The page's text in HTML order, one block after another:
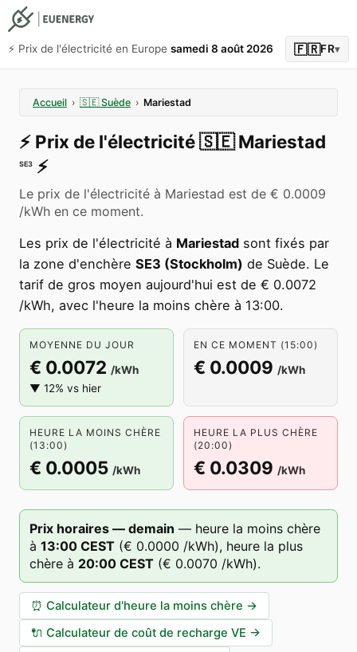
⚡️ Prix de l'électricité en Europe samedi 8 août 2026 🇫🇷FR▾
Accueil › 🇸🇪 Suède › Mariestad
⚡️ Prix de l'électricité🇸🇪 Mariestad
SE3 ⚡️
Le prix de l'électricité à Mariestad est de € 0.0009
/kWh en ce moment.
Les prix de l'électricité à Mariestad sont fixés par
la zone d'enchère SE3 (Stockholm) de Suède. Le
tarif de gros moyen aujourd'hui est de € 0.0072
/kWh, avec l'heure la moins chère à 13:00.
MOYENNE DU JOUR
€ 0.0072 /kWh
▼ 12% vs hier
EN CE MOMENT (15:00)
€ 0.0009 /kWh
HEURE LA MOINS CHÈRE
(13:00)
€ 0.0005 /kWh
HEURE LA PLUS CHÈRE
(20:00)
€ 0.0309 /kWh
Prix horaires — demain — heure la moins chère
à 13:00 CEST (€ 0.0000 /kWh), heure la plus
chère à 20:00 CEST (€ 0.0070 /kWh).
⏰ Calculateur d'heure la moins chère →
🔌 Calculateur de coût de recharge VE →